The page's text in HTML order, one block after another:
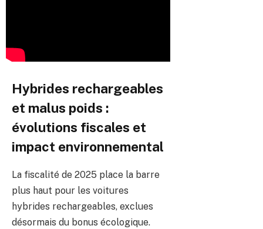
Hybrides rechargeables
et malus poids :
évolutions fiscales et
impact environnemental
La fiscalité de 2025 place la barre
plus haut pour les voitures
hybrides rechargeables, exclues
désormais du bonus écologique.